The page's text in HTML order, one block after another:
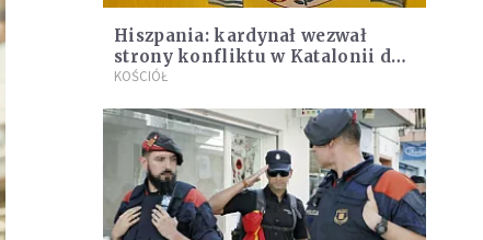
Hiszpania: kardynał wezwał
strony konfliktu w Katalonii do
dialogu
KOŚCIÓŁ